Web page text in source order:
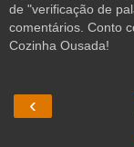
de "verificação de
comentários. Conto
Cozinha Ousada!
‹